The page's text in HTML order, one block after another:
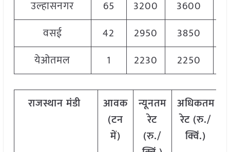
उल्हासनगर
65 3200 3600
वसई
42 2950 3850
येओतमल
1 2230 2250
राजस्थानमंडी
आवक
(टन
में)
न्यूनतम
रेट
(रु./
अधिकतम
रेट (रु./
क्विं.)